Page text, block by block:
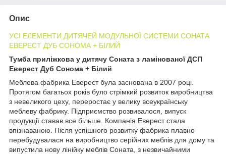
Опис
УСІ ЕЛЕМЕНТИ ДИТЯЧЕЙ МОДУЛЬНОЇ СИСТЕМИ СОНАТА
ЕВЕРЕСТ ДУБ СОНОМА + БІЛИЙ
Тумба приліжкова у дитячу Соната з ламінованої ДСП
Еверест Дуб Сонома + Білий
Меблева фабрика Еверест була заснована в 2007 році.
Протягом багатьох років було стрімкий розвиток виробництва
з невеликого цеху, переростає у велику всеукраїнську
меблеву фабрику. Підприємство розвивалося, випуск
продукції ставав все більше. Компанія Еверест стала
впізнаваною. Після успішного розвитку фабрика плавно
перебудувалася на виробництво серійних меблів для дому та
випустила нову лінійку меблів Соната, з незвичайними